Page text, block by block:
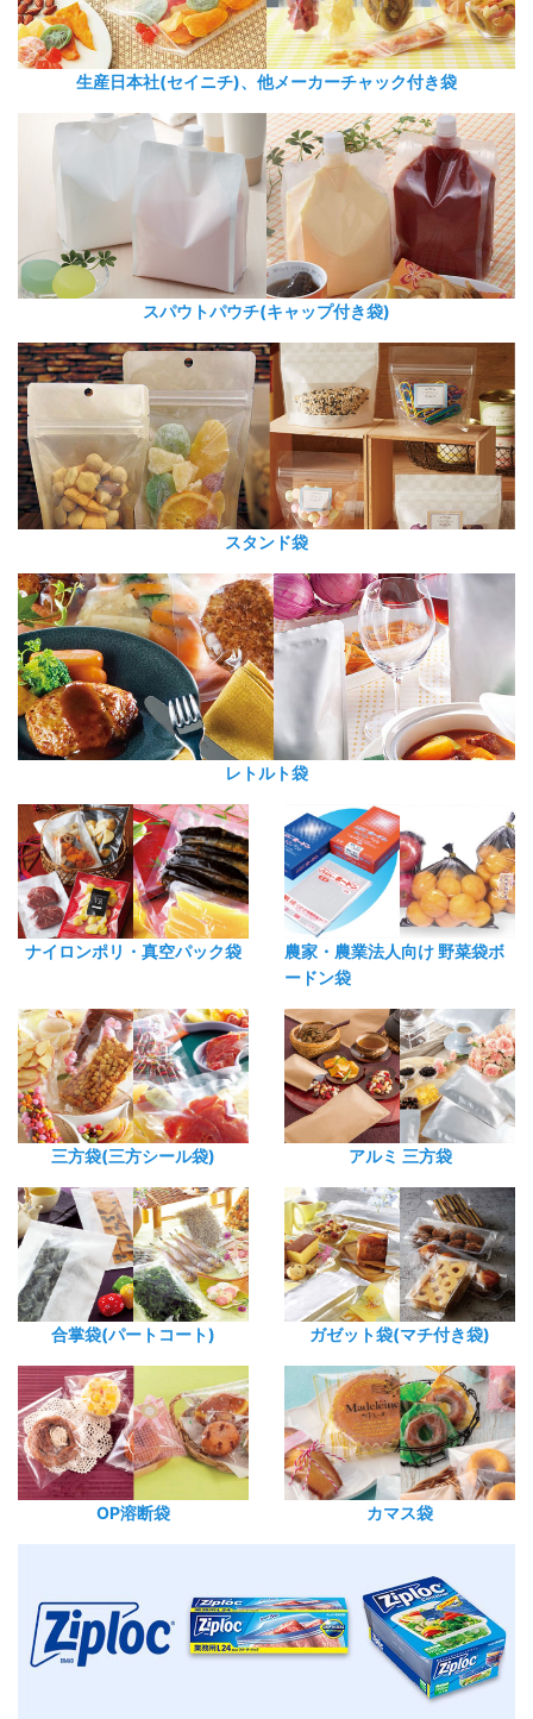
生産日本社(セイニチ)、他メーカーチャック付き袋
スパウトパウチ(キャップ付き袋)
スタンド袋
レトルト袋
ナイロンポリ・真空パック袋
農家・農業法人向け 野菜袋ボ
ードン袋
三方袋(三方シール袋) アルミ 三方袋
合掌袋(パートコート) ガゼット袋(マチ付き袋)
OP溶断袋 カマス袋